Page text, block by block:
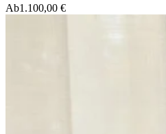
Ab1.100,00 €